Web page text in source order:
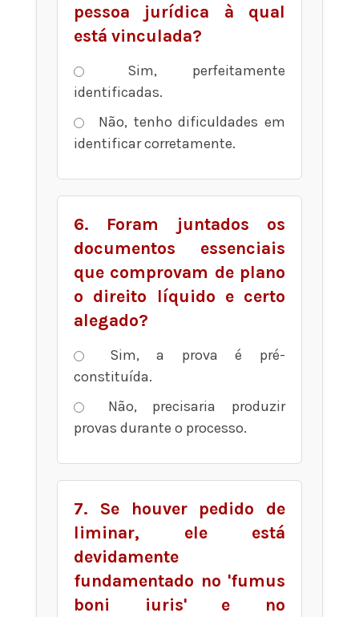
pessoa jurídica à qual
está vinculada?
Sim, perfeitamente
identificadas.
Não, tenho dificuldades em
identificar corretamente.
6. Foram juntados os
documentos essenciais
que comprovam de plano
o direito líquido e certo
alegado?
Sim, a prova é pré-
constituída.
Não, precisaria produzir
provas durante o processo.
7. Se houver pedido de
liminar, ele está
devidamente
fundamentado no 'fumus
boni iuris' e no